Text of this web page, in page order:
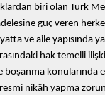
biri olan Türk
güç veren
ve aile yapısında
hak temelli
konularında
resmi nikâh yapma